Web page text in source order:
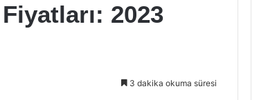
2023
3 dakika okuma süresi